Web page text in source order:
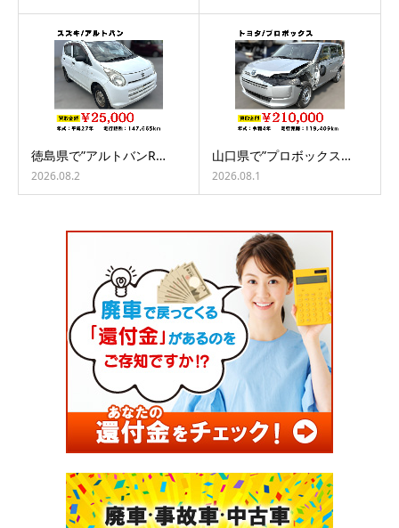
徳島県で”アルトバンR…
2026.08.2
山口県で”プロボックス…
2026.08.1